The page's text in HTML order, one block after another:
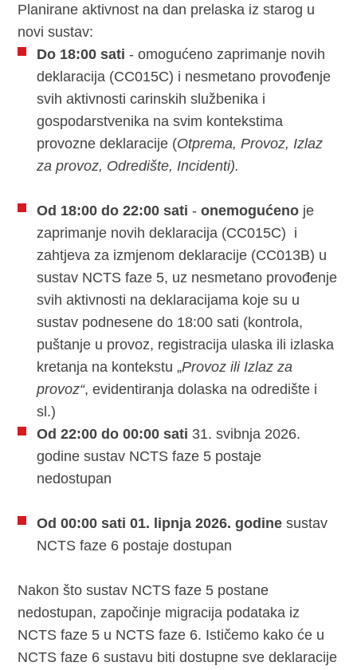
Planirane aktivnost na dan prelaska iz starog u
novi sustav:
Do 18:00 sati- omogućeno zaprimanje novih
deklaracija (CC015C) i nesmetano provođenje
svih aktivnosti carinskih službenika i
gospodarstvenika na svim kontekstima
provozne deklaracije (Otprema, Provoz, Izlaz
za provoz, Odredište, Incidenti).
Od 18:00 do 22:00 sati-onemogućeno je
zaprimanje novih deklaracija (CC015C) i
zahtjeva za izmjenom deklaracije (CC013B) u
sustav NCTS faze 5, uz nesmetano provođenje
svih aktivnosti na deklaracijama koje su u
sustav podnesene do 18:00 sati (kontrola,
puštanje u provoz, registracija ulaska ili izlaska
kretanja na kontekstu „Provoz ili Izlaz za
provoz“, evidentiranja dolaska na odredište i
sl.)
Od 22:00 do 00:00 sati 31. svibnja 2026.
godine sustav NCTS faze 5 postaje
nedostupan
Od 00:00 sati 01. lipnja 2026. godine sustav
NCTS faze 6 postaje dostupan
Nakon što sustav NCTS faze 5 postane
nedostupan, započinje migracija podataka iz
NCTS faze 5 u NCTS faze 6. Ističemo kako će u
NCTS faze 6 sustavu biti dostupne sve deklaracije